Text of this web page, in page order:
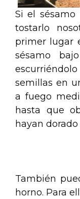
Si el sésamo
tostarlo
primer lugar
sésamo
semillas en
a fuego
hasta que
hayan
También
horno. Para